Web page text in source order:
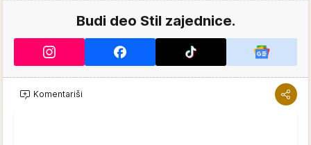
Budi deo Stil zajednice.
Komentariši